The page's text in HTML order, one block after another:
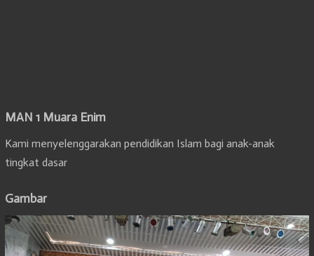
MAN 1 Muara Enim
Kami menyelenggarakan pendidikan Islam bagi anak-anak
tingkat dasar
Gambar